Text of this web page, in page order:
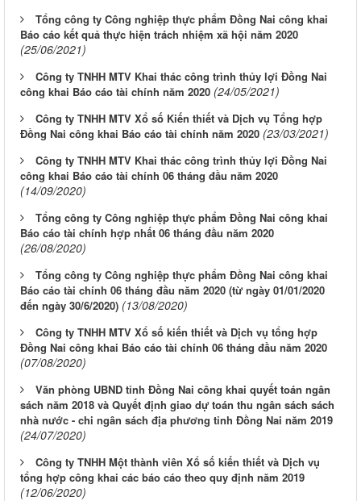
Tổng công ty Công nghiệp thực phẩm Đồng Nai công khai
Báo cáo kết quả thực hiện trách nhiệm xã hội năm 2020
(25/06/2021)
Công ty TNHH MTV Khai thác công trình thủy lợi Đồng Nai
công khai Báo cáo tài chính năm 2020 (24/05/2021)
Công ty TNHH MTV Xổ số Kiến thiết và Dịch vụ Tổng hợp
Đồng Nai công khai Báo cáo tài chính năm 2020 (23/03/2021)
Công ty TNHH MTV Khai thác công trình thủy lợi Đồng Nai
công khai Báo cáo tài chính 06 tháng đầu năm 2020
(14/09/2020)
Tổng công ty Công nghiệp thực phẩm Đồng Nai công khai
Báo cáo tài chính hợp nhất 06 tháng đầu năm 2020
(26/08/2020)
Tổng công ty Công nghiệp thực phẩm Đồng Nai công khai
Báo cáo tài chính 06 tháng đầu năm 2020 (từ ngày 01/01/2020
đến ngày 30/6/2020) (13/08/2020)
Công ty TNHH MTV Xổ số kiến thiết và Dịch vụ tổng hợp
Đồng Nai công khai Báo cáo tài chính 06 tháng đầu năm 2020
(07/08/2020)
Văn phòng UBND tỉnh Đồng Nai công khai quyết toán ngân
sách năm 2018 và Quyết định giao dự toán thu ngân sách sách
nhà nước - chi ngân sách địa phương tỉnh Đồng Nai năm 2019
(24/07/2020)
Công ty TNHH Một thành viên Xổ số kiến thiết và Dịch vụ
tổng hợp công khai các báo cáo theo quy định năm 2019
(12/06/2020)